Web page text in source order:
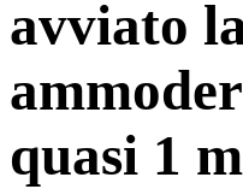
avviato
quasi 1